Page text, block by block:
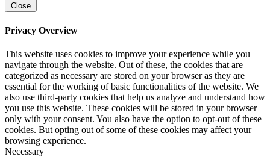
Close
Privacy Overview
This website uses cookies to improve your experience while you
navigate through the website. Out of these, the cookies that are
categorized as necessary are stored on your browser as they are
essential for the working of basic functionalities of the website. We
also use third-party cookies that help us analyze and understand how
you use this website. These cookies will be stored in your browser
only with your consent. You also have the option to opt-out of these
cookies. But opting out of some of these cookies may affect your
browsing experience.
Necessary